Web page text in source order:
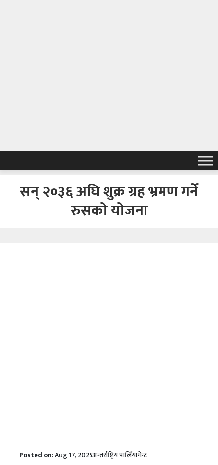
सन् २०३६ अघि शुक्र ग्रह भ्रमण गर्ने
रुसको योजना
Posted on:Aug 17, 2025अन्तर्राष्ट्रिय पार्लियामेन्ट